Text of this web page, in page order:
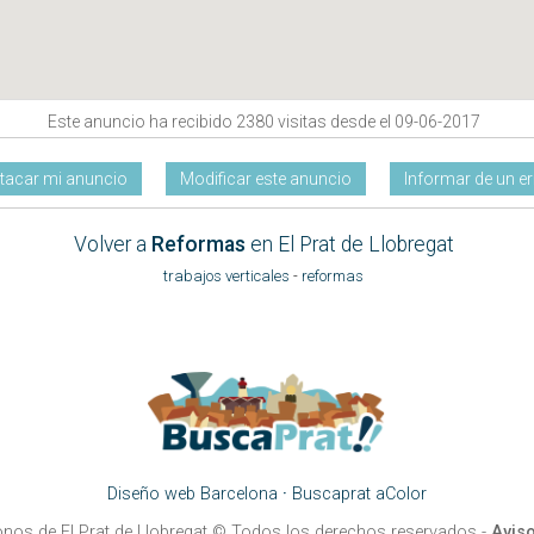
Este anuncio ha recibido 2380 visitas desde el 09-06-2017
mi anuncio Modificar este anuncio Informar de un
Volver a Reformas en El Prat de Llobregat
trabajos verticales - reformas
Diseño web Barcelona · Buscaprat aColor